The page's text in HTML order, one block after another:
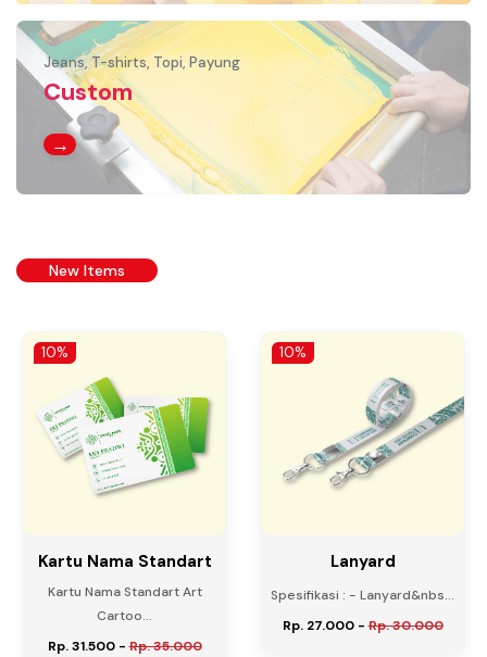
Jeans, T-shirts, Topi, Payung
Custom
→
New Items
10%
Kartu Nama Standart
Kartu Nama Standart Art
Cartoo...
Rp. 31.500-Rp. 35.000
10%
Lanyard
Spesifikasi : - Lanyard&nbs...
Rp. 27.000-Rp. 30.000